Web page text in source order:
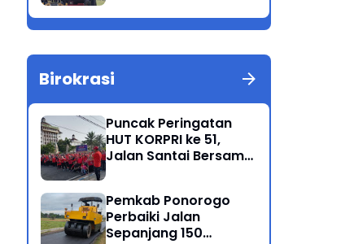
Profesional Polri
Birokrasi
Puncak Peringatan
HUT KORPRI ke 51,
Jalan Santai Bersama
Pemkab Ponorogo
Perbaiki Jalan
Sepanjang 150